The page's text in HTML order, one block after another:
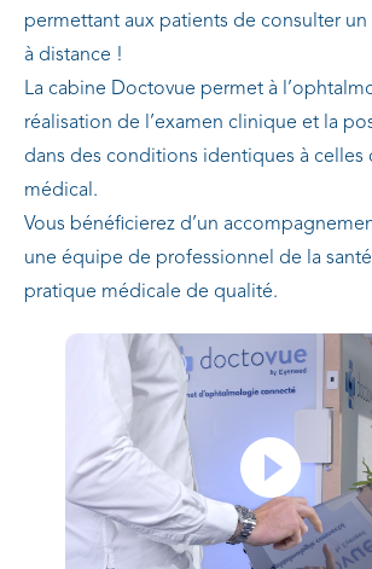
permettant aux patients de consulter
à distance !
La cabine Doctovue permet à
réalisation de l’examen clinique et la
dans des conditions identiques à celles
médical.
Vous bénéficierez d’un
une équipe de professionnel de la santé
pratique médicale de qualité.